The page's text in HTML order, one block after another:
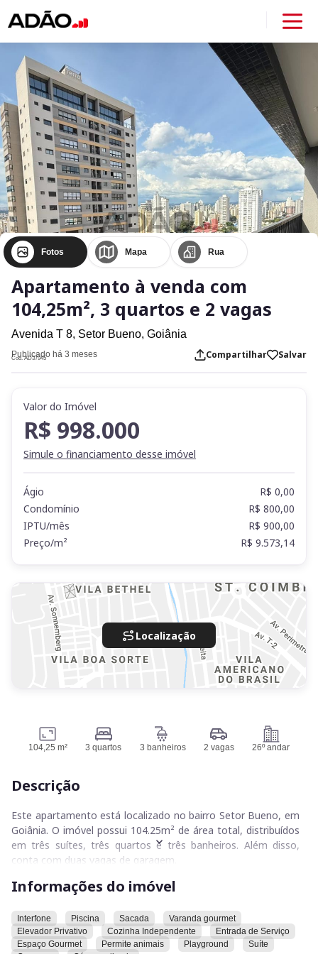
Fotos Mapa Rua
Apartamento à venda com
104,25m², 3 quartos e 2 vagas
Avenida T 8, Setor Bueno, Goiânia
Publicado há 3 meses
Cod. AD37945 Compartilhar Salvar
Valor do Imóvel
R$ 998.000
Simule o financiamento desse imóvel
Ágio
R$ 0,00
Condomínio
R$ 800,00
IPTU/mês
R$ 900,00
Preço/m²
R$ 9.573,14
Localização
104,25 m² 3 quartos 3 banheiros 2 vagas 26º andar
Descrição
Este apartamento está localizado no bairro Setor Bueno, em
Goiânia. O imóvel possui 104.25m² de área total, distribuídos
em três suítes, três quartos e três banheiros. Além disso,
conta com duas vagas de garagem.
A cozinha é independente, o que permite uma maior
privativo, garantindo um acesso mais exclusivo ao imóvel. Há
uma entrada de serviço separada, além de um interfone para
comunicação com a portaria ou outros apartamentos. O
Informações do imóvel
Interfone Piscina Sacada
Varanda gourmet
Elevador Privativo
Cozinha Independente
Entrada de Serviço
Espaço Gourmet
Permite animais Playground
Suíte